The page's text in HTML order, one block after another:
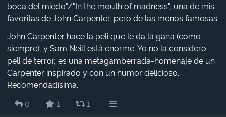
boca del miedo"/"In the mouth of madness", una de mis
favoritas de John Carpenter, pero de las menos famosas.
John Carpenter hace la peli que le da la gana (como
siempre), y Sam Neill está enorme. Yo no la considero
peli de terror, es una metagamberrada-homenaje de un
Carpenter inspirado y con un humor delicioso.
Recomendadísima.
0
1 1